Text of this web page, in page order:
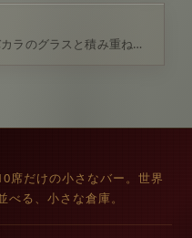
5周年の記念日。毎年贈られるバカラのグラスと積み重ねた時間
席だけの小さなバー。世界
る、小さな倉庫。